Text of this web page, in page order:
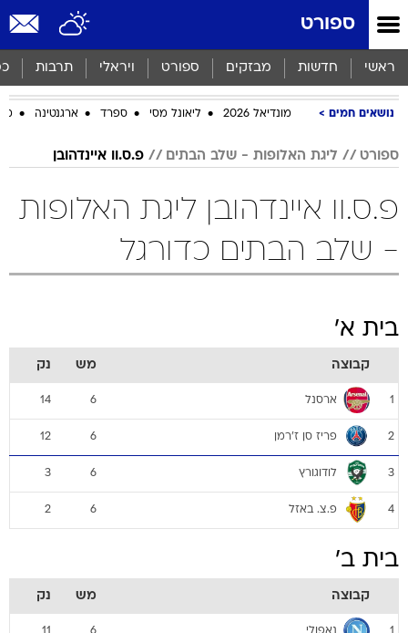
ספורט
ראשי חדשות מבזקים ספורט ויראלי תרבות
נושאים חמים מונדיאל 2026 ליאונל מסי ספרד ארגנטינה
ספורט ליגת האלופות - שלב הבתים פ.ס.וו איינדהובן
פ.ס.וו איינדהובן ליגת האלופות
- שלב הבתים כדורגל
בית א'
קבוצה מש נק
1 ארסנל 6
14
2 פריז סן ז'רמן 6
12
3 לודוגורץ 6
3
4 פ.צ. באזל 6
2
בית ב'
קבוצה מש נק
נאפולי